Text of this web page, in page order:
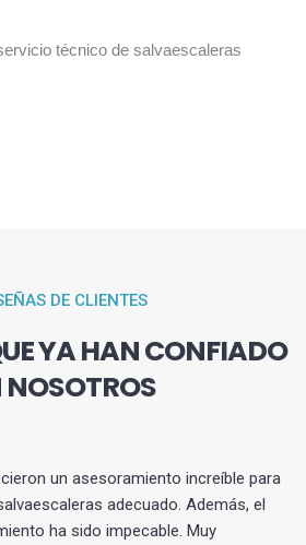
DE CLIENTES
YA HAN CONFIADO
NOSOTROS
un asesoramiento increíble para
adecuado. Además, el
ha sido impecable. Muy